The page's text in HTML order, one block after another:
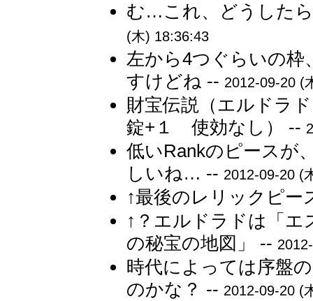
む…これ、どうした
(木) 18:36:43
左から4つぐらいの枠
すけどね -- 2012-09-20 (
財宝伝説（エルドラ
錠+１ 使効なし） --
低いRankのピースが
しいね… -- 2012-09-20 (
↑最後のレリックピ
↑？エルドラドは「エ
の秘宝の地図」 --
時代によっては序盤
のかな？ -- 2012-09-20 (